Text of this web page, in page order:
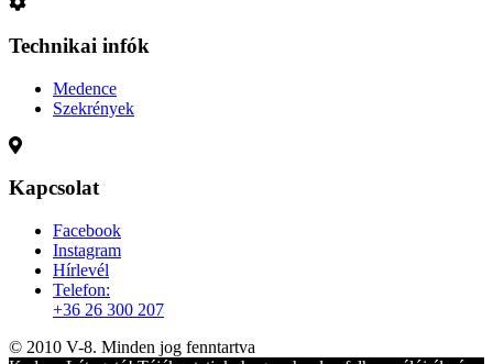
Technikai infók
Medence
Szekrények
Kapcsolat
Facebook
Instagram
Hírlevél
Telefon:
+36 26 300 207
© 2010 V-8. Minden jog fenntartva